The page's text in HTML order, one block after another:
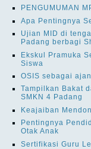
PENGUMUMAN
Apa Pentingnya
Ujian MID di
Padang berbagi
Ekskul Pramuka
Siswa
OSIS sebagai
Tampilkan Bakat
SMKN 4 Padang
Keajaiban
Pentingnya
Otak Anak
Sertifikasi Guru